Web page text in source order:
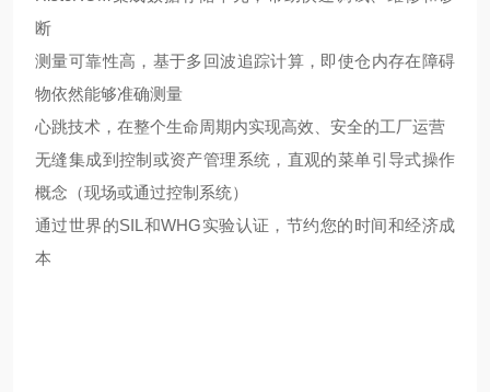
断
测量可靠性高，基于多回波追踪计算，即使仓内存在障碍
物依然能够准确测量
心跳技术，在整个生命周期内实现高效、安全的工厂运营
无缝集成到控制或资产管理系统，直观的菜单引导式操作
概念（现场或通过控制系统）
通过世界的SIL和WHG实验认证，节约您的时间和经济成
本